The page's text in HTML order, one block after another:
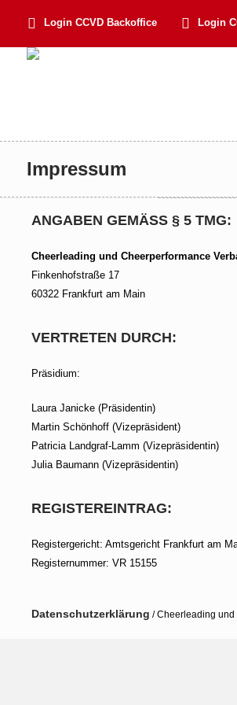
Login CCVD Backoffice Login
Impressum
ANGABEN GEMÄSS § 5 TMG:
Cheerleading und Cheerperformance
Finkenhofstraße 17
60322 Frankfurt am Main
VERTRETEN DURCH:
Präsidium:
Laura Janicke (Präsidentin)
Martin Schönhoff (Vizepräsident)
Patricia Landgraf-Lamm (Vizepräsidentin)
Julia Baumann (Vizepräsidentin)
REGISTEREINTRAG:
Registergericht: Amtsgericht Frankfurt am
Registernummer: VR 15155
Datenschutzerklärung / Cheerleading und